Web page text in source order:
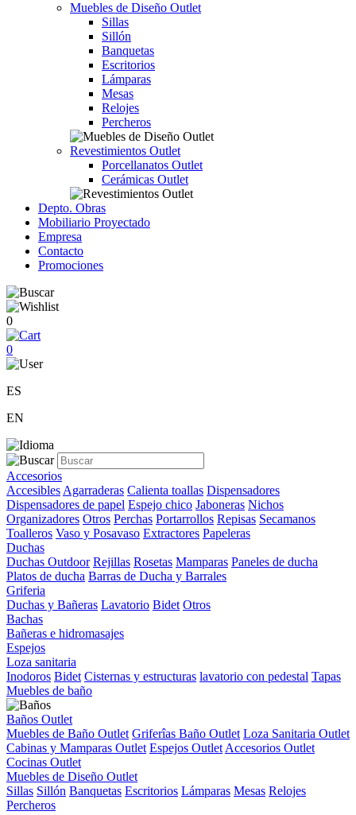
Muebles de Diseño Outlet
Sillas
Sillón
Banquetas
Escritorios
Lámparas
Mesas
Relojes
Percheros
Revestimientos Outlet
Porcellanatos Outlet
Cerámicas Outlet
Depto. Obras
Mobiliario Proyectado
Empresa
Contacto
Promociones
0
0
ES
EN
Accesorios
Accesibles Agarraderas Calienta toallas Dispensadores
Dispensadores de papel Espejo chico Jaboneras Nichos
Organizadores Otros Perchas Portarrollos Repisas Secamanos
Toalleros Vaso y Posavaso Extractores Papeleras
Duchas
Duchas Outdoor Rejillas Rosetas Mamparas Paneles de ducha
Platos de ducha Barras de Ducha y Barrales
Griferia
Duchas y Bañeras Lavatorio Bidet Otros
Bachas
Bañeras e hidromasajes
Espejos
Loza sanitaria
Inodoros Bidet Cisternas y estructuras lavatorio con pedestal Tapas
Muebles de baño
Baños Outlet
Muebles de Baño Outlet Griferîas Baño Outlet Loza Sanitaria Outlet
Cabinas y Mamparas Outlet Espejos Outlet Accesorios Outlet
Cocinas Outlet
Muebles de Diseño Outlet
Sillas Sillón Banquetas Escritorios Lámparas Mesas Relojes
Percheros